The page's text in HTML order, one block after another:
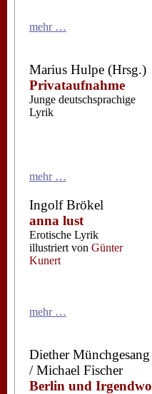
mehr …
Marius Hulpe (Hrsg.)
Privataufnahme
Junge deutschsprachige
Lyrik
mehr …
Ingolf Brökel
anna lust
Erotische Lyrik
illustriert von Günter
Kunert
mehr …
Diether Münchgesang
/ Michael Fischer
Berlin und Irgendwo